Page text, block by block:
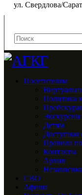
ул. Свердлова/
Посетителям
Политика
Детям
Доступная
Правила
Контакты
Архив
СВО
Афиша